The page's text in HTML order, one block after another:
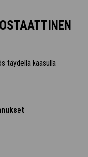
täydellä kaasulla